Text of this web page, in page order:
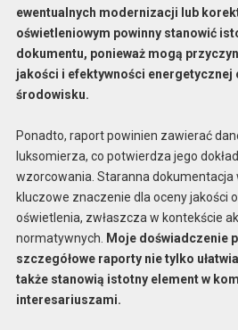
ewentualnych modernizacji lub
oświetleniowym powinny stanowić
dokumentu, ponieważ mogą
jakości i efektywności energetycznej
środowisku.
Ponadto, raport powinien zawierać
luksomierza, co potwierdza jego
wzorcowania. Staranna
kluczowe znaczenie dla oceny jakości
oświetlenia, zwłaszcza w kontekście
normatywnych. Moje doświadczenie
szczegółowe raporty nie tylko
także stanowią istotny element w
interesariuszami.